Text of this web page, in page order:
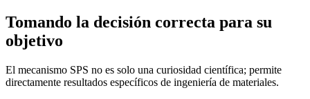
Tomando la decisión correcta para su
objetivo
El mecanismo SPS no es solo una curiosidad científica; permite
directamente resultados específicos de ingeniería de materiales.